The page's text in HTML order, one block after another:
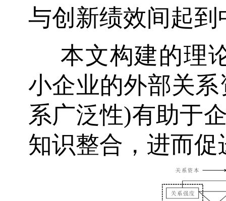
与创新绩效间起到
本文构建的理
小企业的外部关
系广泛性)有助于
知识整合，进而